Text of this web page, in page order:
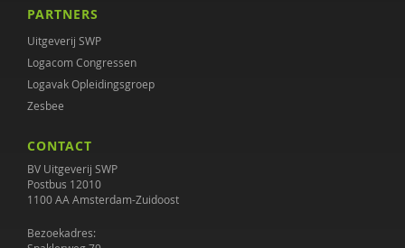
Projectgroep Plan van aanpak ernstige psychische
aandoeningen
Diana Roeg
Lonneke Schuringa
Veerle Schutjens
Samantha Spiering
PARTNERS
Uitgeverij SWP
Logacom Congressen
Logavak Opleidingsgroep
Zesbee
CONTACT
BV Uitgeverij SWP
Postbus 12010
1100 AA Amsterdam-Zuidoost
Bezoekadres: